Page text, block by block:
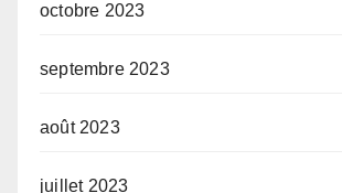
octobre 2023
septembre 2023
août 2023
juillet 2023